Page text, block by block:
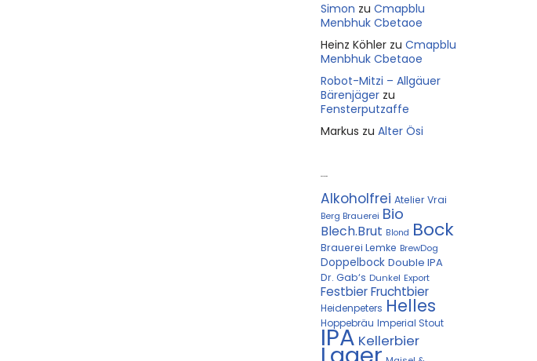
Simon zu Cmapblu
Menbhuk Cbetaoe
Heinz Köhler zu Cmapblu
Menbhuk Cbetaoe
Robot-Mitzi – Allgäuer
Bärenjäger zu
Fensterputzaffe
Markus zu Alter Ösi
Alkoholfrei Atelier Vrai
Berg Brauerei Bio
Blech.Brut Blond Bock
Brauerei Lemke BrewDog
Doppelbock Double IPA
Dr. Gab‘s Dunkel Export
FestbierFruchtbier
Heidenpeters Helles
Hoppebräu Imperial Stout
IPA Kellerbier